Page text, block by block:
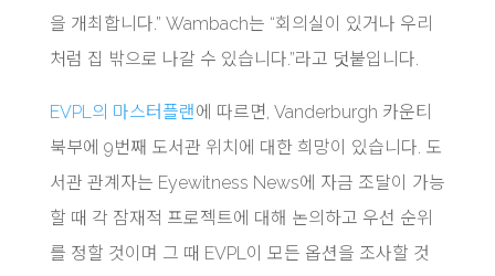
을 개최합니다.” Wambach는 “회의실이 있거나 우리
처럼 집 밖으로 나갈 수 있습니다.”라고 덧붙입니다.
EVPL의 마스터플랜에 따르면, Vanderburgh 카운티
북부에 9번째 도서관 위치에 대한 희망이 있습니다. 도
서관 관계자는 Eyewitness News에 자금 조달이 가능
할 때 각 잠재적 프로젝트에 대해 논의하고 우선 순위
를 정할 것이며 그 때 EVPL이 모든 옵션을 조사할 것